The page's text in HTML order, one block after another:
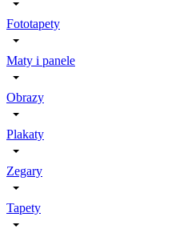
Fototapety
Maty i panele
Obrazy
Plakaty
Zegary
Tapety